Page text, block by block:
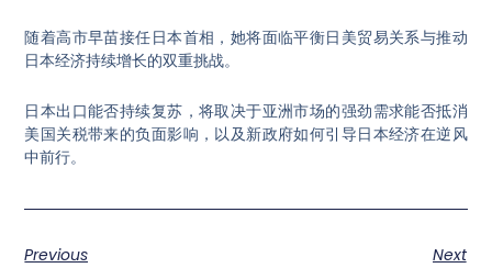
随着高市早苗接任日本首相，她将面临平衡日美贸易关系与推动
日本经济持续增长的双重挑战。
日本出口能否持续复苏，将取决于亚洲市场的强劲需求能否抵消
美国关税带来的负面影响，以及新政府如何引导日本经济在逆风
中前行。
Previous
Next